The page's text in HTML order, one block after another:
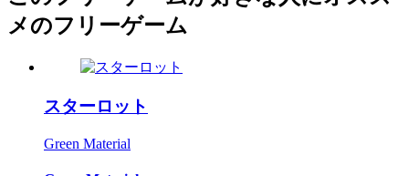
メのフリーゲーム
スターロット
Green Material